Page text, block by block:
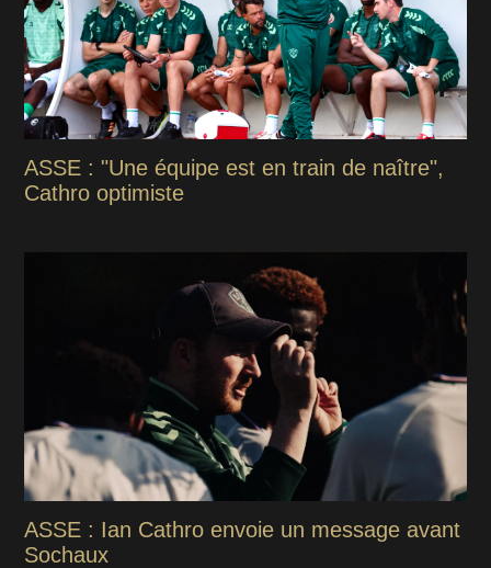
ASSE : "Une équipe est en train de naître",
Cathro optimiste
ASSE : Ian Cathro envoie un message avant
Sochaux